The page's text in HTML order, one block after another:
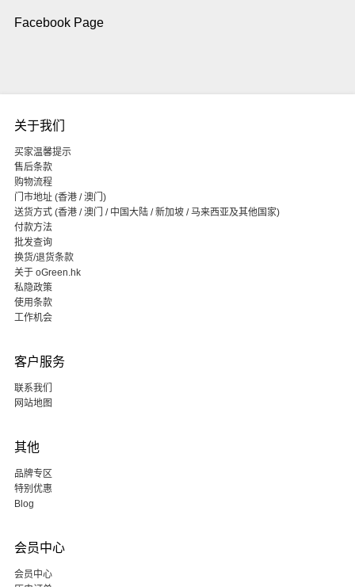
Facebook Page
关于我们
买家温馨提示
售后条款
购物流程
门市地址 (香港 / 澳门)
送货方式 (香港 / 澳门 / 中国大陆 / 新加坡 / 马来西亚及其他国家)
付款方法
批发查询
换货/退货条款
关于 oGreen.hk
私隐政策
使用条款
工作机会
客户服务
联系我们
网站地图
其他
品牌专区
特别优惠
Blog
会员中心
会员中心